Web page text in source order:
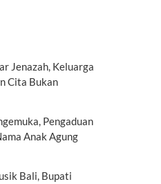
Jenazah, Keluarga
Cita Bukan
Pengaduan
Anak Agung
Bali, Bupati